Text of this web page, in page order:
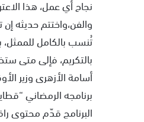
نجاح أي عمل، هذا
والفن،واختتم حديثه
تُنسب بالكامل
بالتكريم، فإلى متى
أسامة الأزهرى وزير
برنامجه الرمضاني
البرنامج قدّم محتوى